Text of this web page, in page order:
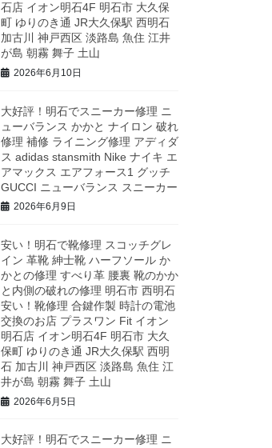
石店 イオン明石4F 明石市 大久保
町 ゆりのき通 JR大久保駅 西明石
加古川 神戸西区 淡路島 魚住 江井
が島 朝霧 舞子 土山
2026年6月10日
大好評！明石でスニーカー修理 ニ
ューバランス かかと ナイロン 破れ
修理 補修 ライニング修理 アディダ
ス adidas stansmith Nike ナイキ エ
アマックス エアフォース1 グッチ
GUCCI ニューバランス スニーカー
2026年6月9日
安い！明石で靴修理 スコッチグレ
イン 革靴 紳士靴 ハーフソール か
かとの修理 すべり革 腰裏 靴のかか
と内側の破れの修理 明石市 西明石
安い！靴修理 合鍵作製 時計の電池
交換のお店 プラスワン Fit イオン
明石店 イオン明石4F 明石市 大久
保町 ゆりのき通 JR大久保駅 西明
石 加古川 神戸西区 淡路島 魚住 江
井が島 朝霧 舞子 土山
2026年6月5日
大好評！明石でスニーカー修理 ニ